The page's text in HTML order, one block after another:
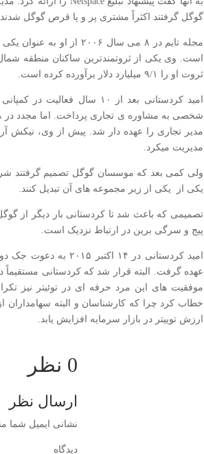
گوگل گرفتند اکثراً مشتری پر و پا قرص گوگل شدند.
مجله تایم در ۸ می سال
است. وی یکی از ثروتمندترین ساکنان منطقه
ثروت او را ۹/۱ میلیارد دلار برآورده کرده است.
مدیر تجاری را عهده دار شد. پیش از وی، نیکش
مدیریت میکرد.
ولی کمی بعد که موسسان گوگل تصمیم گرفتند
یکی از یکی از زیر مجموعه های آن تبدیل کنند.
تصمیمی که باعث شد تا کردستانی بار دیگر از
پیج و سرگی برین در ارتباط نزدیک است.
امید کردستانی در ۱۴
عهده گرفت. البته قرار شد که کردستانی مستقیماً
خطاب کرد چرا که کارشناسان و البته سهامداران
ارزش توییتر در بازار سرمایه افزایش یابد.
0 نظر
ارسال نظر
نشانی ایمیل شما